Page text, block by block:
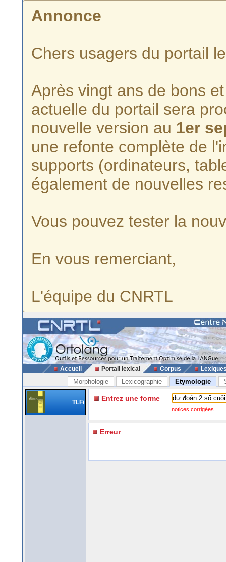
Annonce
Chers usagers du portail
Après vingt ans de bons
actuelle du portail sera
nouvelle version au 1er
une refonte complète de
supports (ordinateurs,
également de nouvelles
Vous pouvez tester la
En vous remerciant,
L'équipe du CNRTL
Accueil Portail lexical Corpus
Morphologie Lexicographie Etymologie
TLFi Entrez une forme
notices corrigées
Erreur